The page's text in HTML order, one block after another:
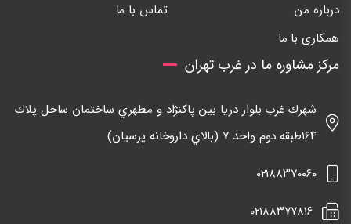
درباره من
تماس با ما
همکاری با ما
مرکز مشاوره ما در غرب تهران
شهرك غرب بلوار دريا بين پاكنژاد و مطهري ساختمان ساحل پلاك
١٦٤طبقه دوم واحد ٧ (بالاي داروخانه پرسيان)
٠٢١٨٨٣٧٠٠٦٠
٠٢١٨٨٣٧٧٨١٦